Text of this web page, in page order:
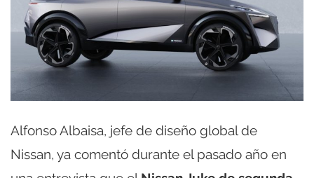
Alfonso Albaisa, jefe de diseño global de
Nissan, ya comentó durante el pasado año en